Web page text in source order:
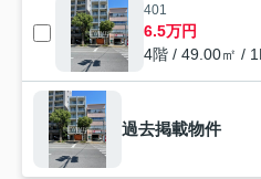
401
6.5万円
4階 / 49.00㎡ /
過去掲載物件